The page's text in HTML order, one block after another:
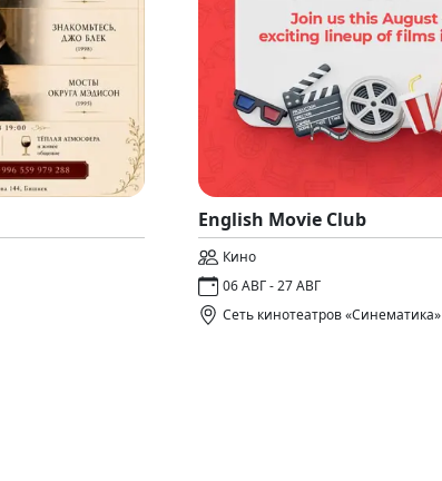
English Movie Club
Кино
06 АВГ - 27 АВГ
Сеть кинотеатров «Синематика»